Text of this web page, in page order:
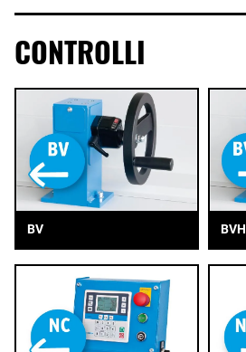
CONTROLLI
BV BVH